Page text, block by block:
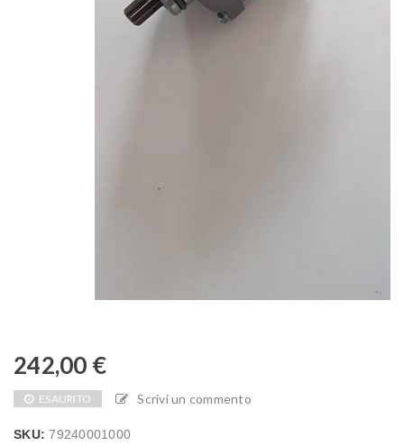
242,00 €
ESAURITO Scrivi un commento
SKU:79240001000